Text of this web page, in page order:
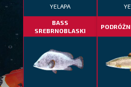
YELAPA
BASS
SREBRNOBLASKI